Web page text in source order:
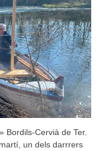
Bordils-Cervià de Ter.
un dels darrrers